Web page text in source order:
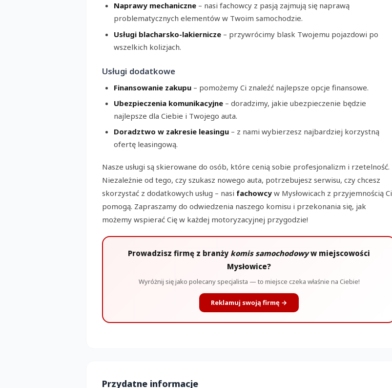
Naprawy mechaniczne – nasi fachowcy z pasją zajmują się naprawą
problematycznych elementów w Twoim samochodzie.
Usługi blacharsko-lakiernicze – przywrócimy blask Twojemu pojazdowi po
wszelkich kolizjach.
Usługi dodatkowe
Finansowanie zakupu – pomożemy Ci znaleźć najlepsze opcje finansowe.
Ubezpieczenia komunikacyjne – doradzimy, jakie ubezpieczenie będzie
najlepsze dla Ciebie i Twojego auta.
Doradztwo w zakresie leasingu – z nami wybierzesz najbardziej korzystną
ofertę leasingową.
Nasze usługi są skierowane do osób, które cenią sobie profesjonalizm i rzetelność.
Niezależnie od tego, czy szukasz nowego auta, potrzebujesz serwisu, czy chcesz
skorzystać z dodatkowych usług – nasi fachowcy w Mysłowicach z przyjemnością Ci
pomogą. Zapraszamy do odwiedzenia naszego komisu i przekonania się, jak
możemy wspierać Cię w każdej motoryzacyjnej przygodzie!
Prowadzisz firmę z branży komis samochodowyw miejscowości
Mysłowice?
Wyróżnij się jako polecany specjalista — to miejsce czeka właśnie na Ciebie!
Reklamuj swoją firmę →
Przydatne informacje